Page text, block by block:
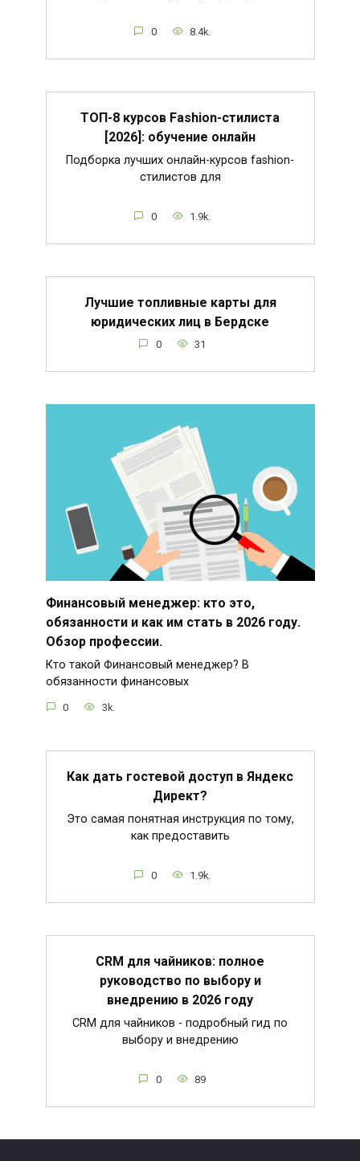
0 8.4k.
ТОП-8 курсов Fashion-стилиста
[2026]: обучение онлайн
Подборка лучших онлайн-курсов fashion-
стилистов для
0 1.9k.
Лучшие топливные карты для
юридических лиц в Бердске
0 31
Финансовый менеджер: кто это,
обязанности и как им стать в 2026 году.
Обзор профессии.
Кто такой Финансовый менеджер? В
обязанности финансовых
0 3k.
Как дать гостевой доступ в Яндекс
Директ?
Это самая понятная инструкция по тому,
как предоставить
0 1.9k.
CRM для чайников: полное
руководство по выбору и
внедрению в 2026 году
CRM для чайников - подробный гид по
выбору и внедрению
0 89